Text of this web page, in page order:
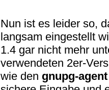
Nun ist es leider so,
langsam eingestellt
1.4 gar nicht mehr
verwendeten 2er-
wie den gnupg-agent